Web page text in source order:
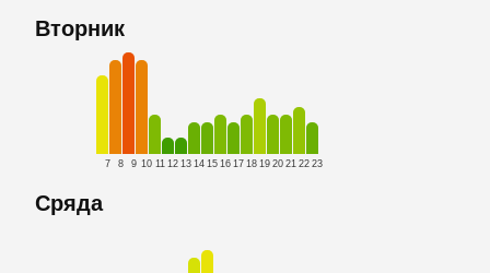
Вторник
7 8 9 10 11 12 13 14 15 16 17 18 19 20 21 22 23
Сряда